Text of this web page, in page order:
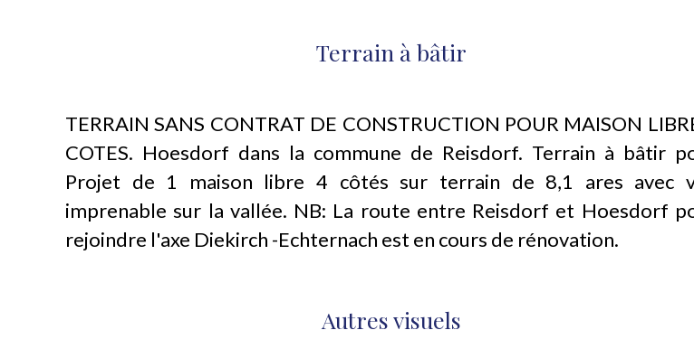
Terrain à bâtir
TERRAIN SANS CONTRAT DE CONSTRUCTION POUR MAISON
COTES. Hoesdorf dans la commune de Reisdorf. Terrain à bâtir
Projet de 1 maison libre 4 côtés sur terrain de 8,1 ares avec
imprenable sur la vallée. NB: La route entre Reisdorf et Hoesdorf
rejoindre l'axe Diekirch -Echternach est en cours de rénovation.
Autres visuels